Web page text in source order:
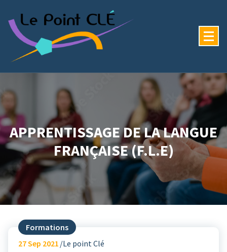
APPRENTISSAGE DE LA LANGUE
FRANÇAISE (F.L.E)
Formations
27Sep 2021 Le point Clé